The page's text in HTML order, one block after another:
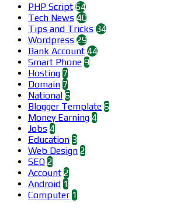
PHP Script 64
Tech News 40
Tips and Tricks 34
Wordpress 29
Bank Account 44
Smart Phone 9
Hosting 7
Domain 7
National 6
Blogger Template 6
Money Earning 4
Jobs 4
Education 3
Web Design 2
SEO 2
Account 2
Android 1
Computer 1